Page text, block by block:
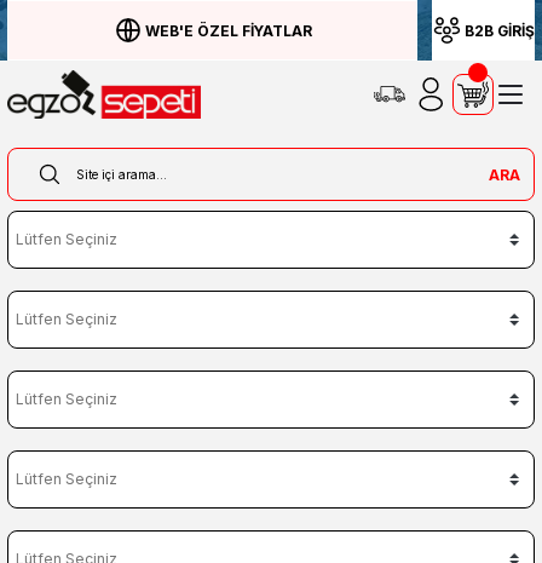
WEB'E ÖZEL FİYATLAR B2B GİRİŞ
ARA